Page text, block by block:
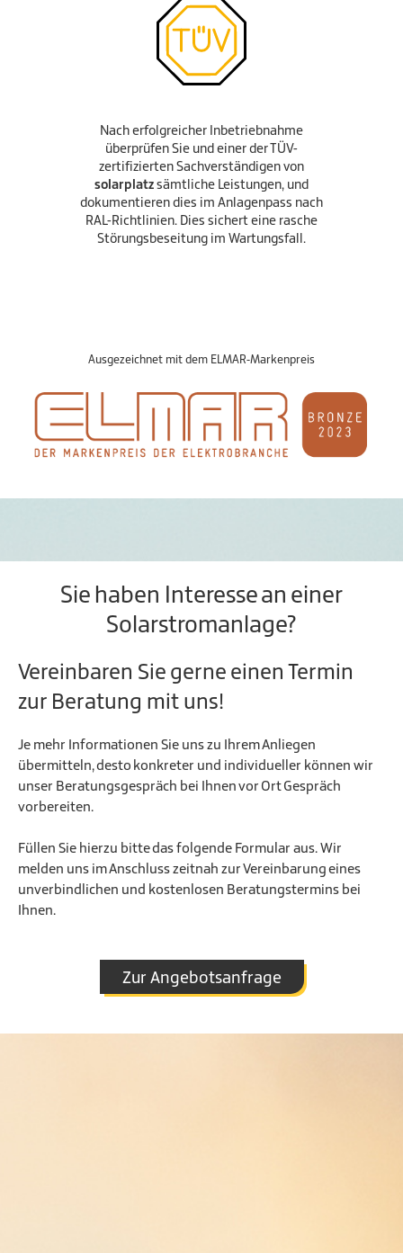
Nach erfolgreicher Inbetriebnahme
überprüfen Sie und einer der TÜV-
zertifizierten Sachverständigen von
solarplatzsämtliche Leistungen, und
dokumentieren dies im Anlagenpass nach
RAL-Richtlinien. Dies sichert eine rasche
Störungsbeseitung im Wartungsfall.
Ausgezeichnet mit dem ELMAR-Markenpreis
Sie haben Interesse an einer
Solarstromanlage?
Vereinbaren Sie gerne einen Termin
zur Beratung mit uns!
Je mehr Informationen Sie uns zu Ihrem Anliegen
übermitteln, desto konkreter und individueller können wir
unser Beratungsgespräch bei Ihnen vor Ort Gespräch
vorbereiten.
Füllen Sie hierzu bitte das folgende Formular aus. Wir
melden uns im Anschluss zeitnah zur Vereinbarung eines
unverbindlichen und kostenlosen Beratungstermins bei
Ihnen.
Zur Angebotsanfrage